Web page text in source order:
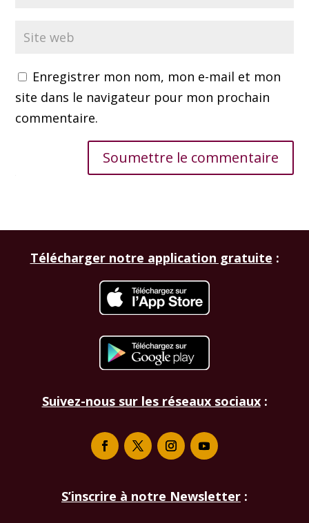
Enregistrer mon nom, mon e-mail et mon
site dans le navigateur pour mon prochain
commentaire.
Soumettre le commentaire
Télécharger notre application gratuite :
Suivez-nous sur les réseaux sociaux:
S’inscrire à notre Newsletter :